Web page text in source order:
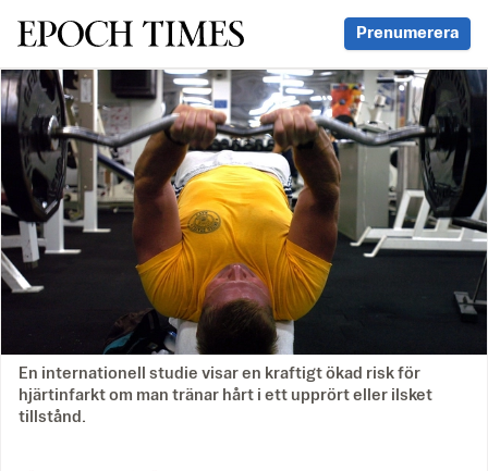
Svenska Epoch Times Prenumerera
En internationell studie visar en kraftigt ökad risk för
hjärtinfarkt om man tränar hårt i ett upprört eller ilsket
tillstånd.